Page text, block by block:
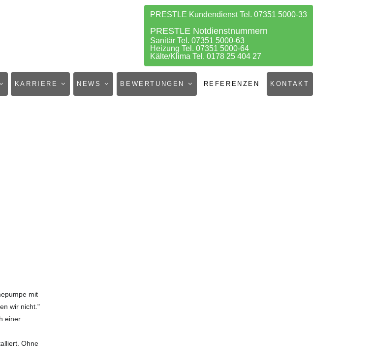
PRESTLE Kundendienst Tel. 07351 5000-33
PRESTLE Notdienstnummern
Sanitär Tel. 07351 5000-63
Heizung Tel. 07351 5000-64
Kälte/Klima Tel. 0178 25 404 27
KARRIERE NEWS BEWERTUNGEN REFERENZEN KONTAKT
mit
wir nicht."
einer
Ohne